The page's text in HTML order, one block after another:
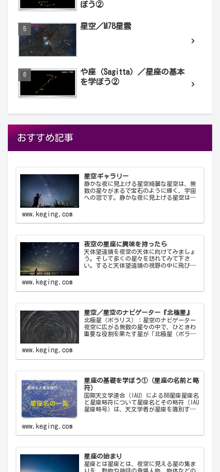
ぼう②
星空／M78星雲
や座（Sagitta）／星座の基本
を学ぼう②
おすすめ記事
星空ギャラリー
静かな夜に見上げる星空綺麗な星空は、無
数の星々がまるで宝石のように輝く、宇宙
への窓です。静かな夜に見上げる星空は、
さと神秘を感…
www.keging.com
夜空の星座に興味を持ったら
天体望遠鏡を夜空の天体に向けてみましょ
う。そして多くの星々を訪れてみて下さ
い。すると天体望遠鏡の視野の中に飛び込
一生の趣味になることでしょう。
www.keging.com
星空／星空のナビゲーター『北極星』
北極星（ポラリス）：星空のナビゲーター
夜空に広がる無数の星々の中で、ひときわ
重要な役割を果たす星が「北極星（ポラリ
では…
www.keging.com
星座の基礎を学ぼう①（星座の名前と略
符）
国際天文学連合（IAU）による88星座星座名
と星座略符について星座名とその略符（IAU
星座略号）は、天文学者が星座を識別する
ン…
www.keging.com
星座の始まり
星座とは星座とは、夜空に見える星の集ま
りを、動物や神話の登場人物、物体などの